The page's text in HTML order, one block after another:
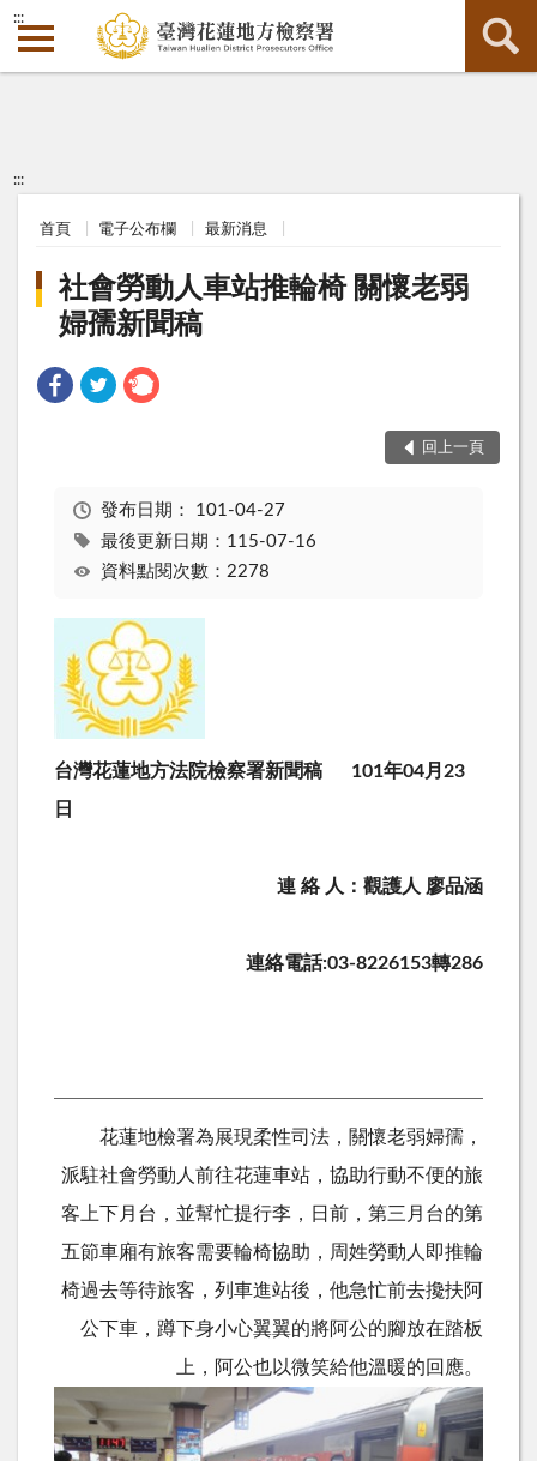
:::
:::
首頁 電子公布欄 最新消息
社會勞動人車站推輪椅 關懷老弱
婦孺新聞稿
回上一頁
發布日期： 101-04-27
最後更新日期：115-07-16
資料點閱次數：2278
台灣花蓮地方法院檢察署新聞稿 101年04月23
日
連 絡 人：觀護人 廖品涵
連絡電話:03-8226153轉286
花蓮地檢署為展現柔性司法，關懷老弱婦孺，
派駐社會勞動人前往花蓮車站，協助行動不便的旅
客上下月台，並幫忙提行李，日前，第三月台的第
五節車廂有旅客需要輪椅協助，周姓勞動人即推輪
椅過去等待旅客，列車進站後，他急忙前去攙扶阿
公下車，蹲下身小心翼翼的將阿公的腳放在踏板
上，阿公也以微笑給他溫暖的回應。